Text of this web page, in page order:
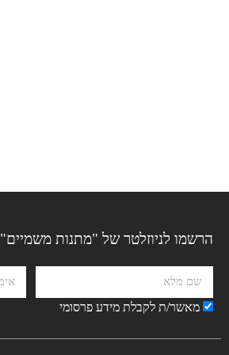
הרשמו לניוזלטר של "מתנות משמיים"
מאשר/ת לקבלת מידע פרסומי